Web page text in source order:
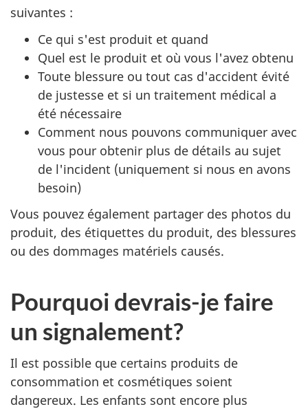
suivantes :
Ce qui s'est produit et quand
Quel est le produit et où vous l'avez obtenu
Toute blessure ou tout cas d'accident évité
de justesse et si un traitement médical a
été nécessaire
Comment nous pouvons communiquer avec
vous pour obtenir plus de détails au sujet
de l'incident (uniquement si nous en avons
besoin)
Vous pouvez également partager des photos du
produit, des étiquettes du produit, des blessures
ou des dommages matériels causés.
Pourquoi devrais-je faire
un signalement?
Il est possible que certains produits de
consommation et cosmétiques soient
dangereux. Les enfants sont encore plus